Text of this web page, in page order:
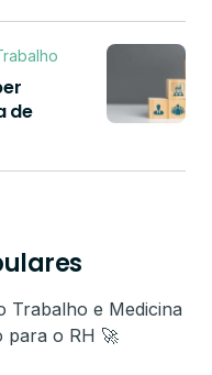
de
Trabalho e Medicina
para o RH 🚀